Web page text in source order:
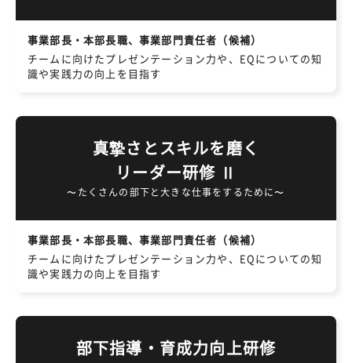
事業部長・本部長職、事業部門責任者（候補）
チームに向けたプレゼンテーション力や、EQについての知
識や実践力の向上を目指す
真摯さとスキルを磨く
リーダー研修 Ⅱ
〜たくさんの部下と大きな仕事をするために〜
事業部長・本部長職、事業部門責任者（候補）
チームに向けたプレゼンテーション力や、EQについての知
識や実践力の向上を目指す
部下指導・育成力向上研修